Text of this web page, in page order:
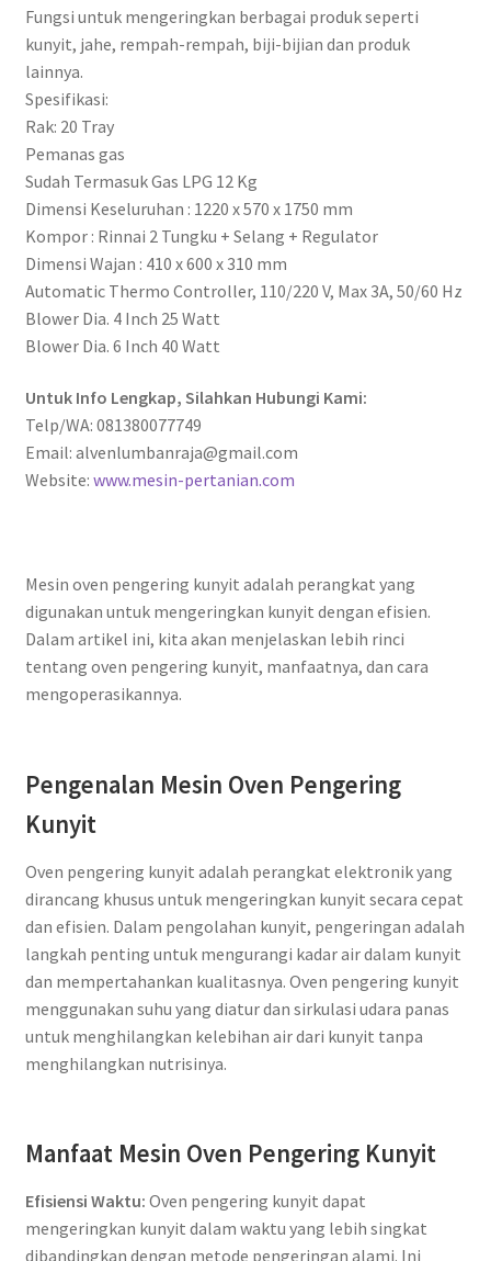
Fungsi untuk mengeringkan berbagai produk seperti
kunyit, jahe, rempah-rempah, biji-bijian dan produk
lainnya.
Spesifikasi:
Rak: 20 Tray
Pemanas gas
Sudah Termasuk Gas LPG 12 Kg
Dimensi Keseluruhan : 1220 x 570 x 1750 mm
Kompor : Rinnai 2 Tungku + Selang + Regulator
Dimensi Wajan : 410 x 600 x 310 mm
Automatic Thermo Controller, 110/220 V, Max 3A, 50/60 Hz
Blower Dia. 4 Inch 25 Watt
Blower Dia. 6 Inch 40 Watt
Untuk Info Lengkap, Silahkan Hubungi Kami:
Telp/WA: 081380077749
Email: alvenlumbanraja@gmail.com
Website: www.mesin-pertanian.com
Mesin oven pengering kunyit adalah perangkat yang
digunakan untuk mengeringkan kunyit dengan efisien.
Dalam artikel ini, kita akan menjelaskan lebih rinci
tentang oven pengering kunyit, manfaatnya, dan cara
mengoperasikannya.
Pengenalan Mesin Oven Pengering
Kunyit
Oven pengering kunyit adalah perangkat elektronik yang
dirancang khusus untuk mengeringkan kunyit secara cepat
dan efisien. Dalam pengolahan kunyit, pengeringan adalah
langkah penting untuk mengurangi kadar air dalam kunyit
dan mempertahankan kualitasnya. Oven pengering kunyit
menggunakan suhu yang diatur dan sirkulasi udara panas
untuk menghilangkan kelebihan air dari kunyit tanpa
menghilangkan nutrisinya.
Manfaat Mesin Oven Pengering Kunyit
Efisiensi Waktu: Oven pengering kunyit dapat
mengeringkan kunyit dalam waktu yang lebih singkat
dibandingkan dengan metode pengeringan alami. Ini